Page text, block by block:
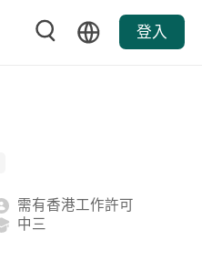
登入
需有香港工作許可
中三